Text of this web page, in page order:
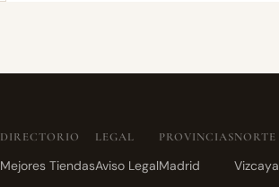
DIRECTORIO
Mejores Tiendas
LEGAL
Aviso Legal
PROVINCIAS
Madrid
NORTE
Vizcaya